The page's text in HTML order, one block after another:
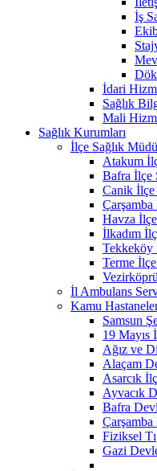
İş
İdari
Sağlık
Mali
Sağlık Kurumları
İlçe Sağlık
Atakum
Bafra İlçe
Canik İlçe
Havza
İlkadım
Tekkeköy
Terme
İl Ambulans
Kamu
Samsun
19 Mayıs
Ağız ve
Alaçam
Asarcık
Ayvacık
Bafra
Fiziksel
Gazi